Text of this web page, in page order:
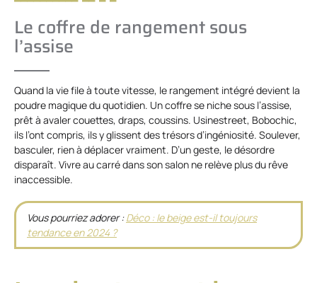
Le coffre de rangement sous
l’assise
Quand la vie file à toute vitesse, le rangement intégré devient la
poudre magique du quotidien. Un coffre se niche sous l’assise,
prêt à avaler couettes, draps, coussins. Usinestreet, Bobochic,
ils l’ont compris, ils y glissent des trésors d’ingéniosité. Soulever,
basculer, rien à déplacer vraiment. D’un geste, le désordre
disparaît. Vivre au carré dans son salon ne relève plus du rêve
inaccessible.
Vous pourriez adorer :Déco : le beige est-il toujours
tendance en 2024 ?